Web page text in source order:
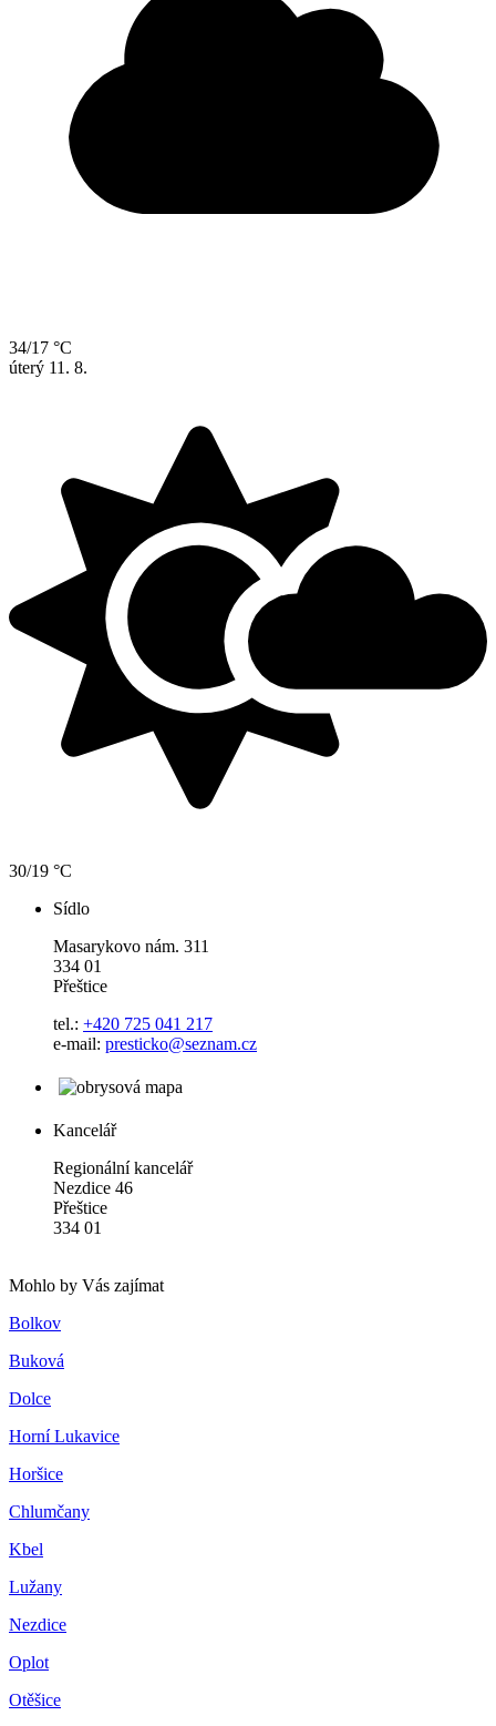
34/17 °C
úterý 11. 8.
30/19 °C
Sídlo
Masarykovo nám. 311
334 01
Přeštice
tel.: +420 725 041 217
e-mail: presticko@seznam.cz
Kancelář
Regionální kancelář
Nezdice 46
Přeštice
334 01
Mohlo by Vás zajímat
Bolkov
Buková
Dolce
Horní Lukavice
Horšice
Chlumčany
Kbel
Lužany
Nezdice
Oplot
Otěšice